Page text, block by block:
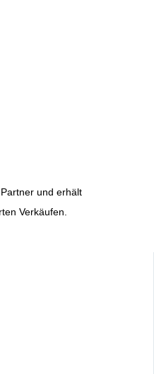
und erhält
Verkäufen.